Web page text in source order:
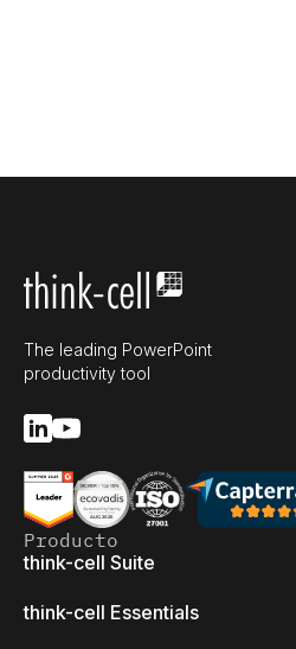
The leading PowerPoint
productivity tool
Producto
think-cell Suite
think-cell Essentials